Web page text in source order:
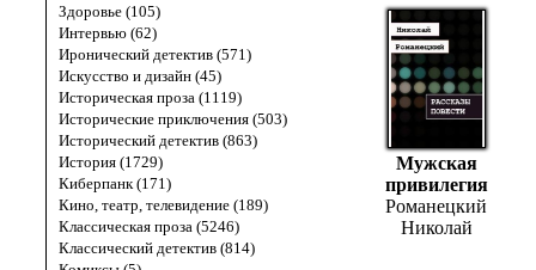
Здоровье (105)
Интервью (62)
Иронический детектив (571)
Искусство и дизайн (45)
Историческая проза (1119)
Исторические приключения (503)
Исторический детектив (863)
История (1729)
Киберпанк (171)
Кино, театр, телевидение (189)
Классическая проза (5246)
Классический детектив (814)
Мужская
привилегия
Романецкий
Николай